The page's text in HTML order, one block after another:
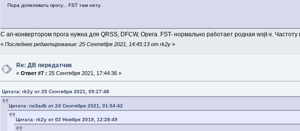
Пора допиливать прогу... FST там нету.
С ап-конвертором прога нужна для QRSS, DFCW, Opera. FST- нормально работает родная wsjt-x.
« Последнее редактирование: 25 Сентября 2021, 14:45:13 от rk2y»
Re: ДВ передатчик
«Ответ #7 : 25 Сентября 2021, 17:44:36 »
Цитата: rk2y от 25 Сентября 2021, 09:27:48
Цитата: rw3adb от 24 Сентября 2021, 01:54:42
Цитата: rk2y от 02 Ноября 2019, 12:28:49